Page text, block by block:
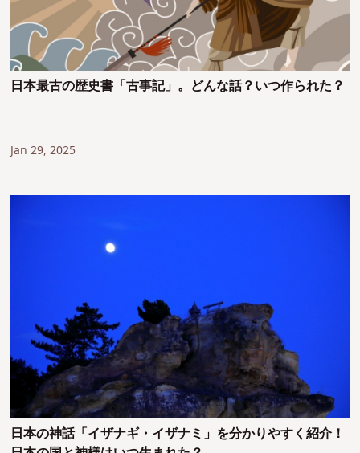
日本最古の歴史書「古事記」。どんな話？いつ作られた？
Jan 29, 2025
日本の神話「イザナギ・イザナミ」を分かりやすく紹介！